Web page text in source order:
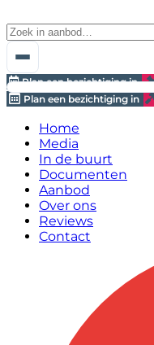
Plan een bezichtiging in
Plan een bezichtiging in
Home
Media
In de buurt
Documenten
Aanbod
Over ons
Reviews
Contact